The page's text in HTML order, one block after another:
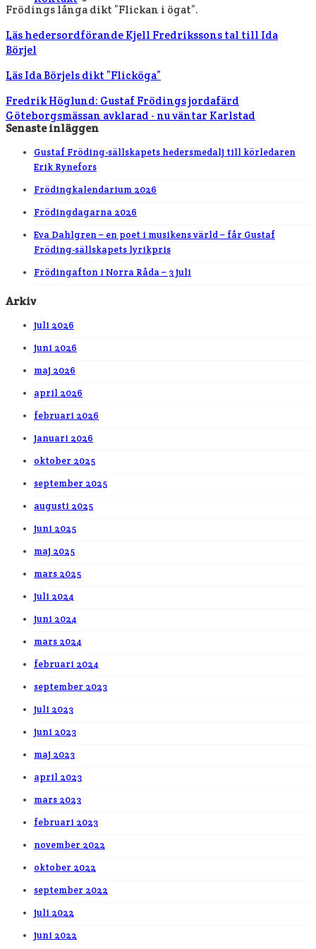
Frödings långa dikt ”Flickan i ögat”.
Läs hedersordförande Kjell Fredrikssons tal till Ida
Börjel
Läs Ida Börjels dikt ”Flicköga”
Fredrik Höglund: Gustaf Frödings jordafärd
Göteborgsmässan avklarad - nu väntar Karlstad
Senaste inläggen
Gustaf Fröding-sällskapets hedersmedalj till körledaren
Erik Rynefors
Frödingkalendarium 2026
Frödingdagarna 2026
Eva Dahlgren – en poet i musikens värld – får Gustaf
Fröding-sällskapets lyrikpris
Frödingafton i Norra Råda – 3 juli
Arkiv
juli 2026
juni 2026
maj 2026
april 2026
februari 2026
januari 2026
oktober 2025
september 2025
augusti 2025
juni 2025
maj 2025
mars 2025
juli 2024
juni 2024
mars 2024
februari 2024
september 2023
juli 2023
juni 2023
maj 2023
april 2023
mars 2023
februari 2023
november 2022
oktober 2022
september 2022
juli 2022
juni 2022